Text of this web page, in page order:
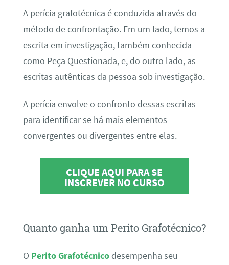
A perícia grafotécnica é conduzida através do
método de confrontação. Em um lado, temos a
escrita em investigação, também conhecida
como Peça Questionada, e, do outro lado, as
escritas autênticas da pessoa sob investigação.
A perícia envolve o confronto dessas escritas
para identificar se há mais elementos
convergentes ou divergentes entre elas.
CLIQUE AQUI PARA SE
INSCREVER NO CURSO
Quanto ganha um Perito Grafotécnico?
O Perito Grafotécnicodesempenha seu